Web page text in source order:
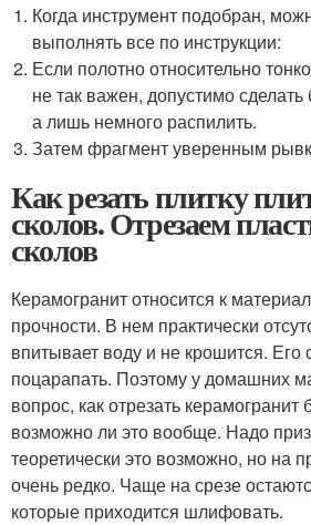
Когда инструмент подобран,
выполнять все по инструкции:
Если полотно относительно
не так важен, допустимо сделать
а лишь немного распилить.
Затем фрагмент уверенным
Как резать плитку
сколов. Отрезаем
сколов
Керамогранит относится к
прочности. В нем практически
впитывает воду и не крошится.
поцарапать. Поэтому у домашних
вопрос, как отрезать керамогранит
возможно ли это вообще. Надо
теоретически это возможно, но на
очень редко. Чаще на срезе
которые приходится шлифовать.